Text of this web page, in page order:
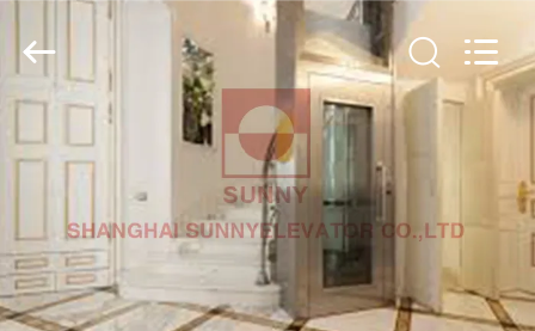
PRODUKTE
VIDEOS
Rights
Reserved.